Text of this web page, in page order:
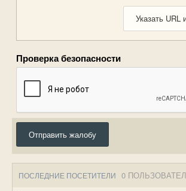
Указать URL
Проверка безопасности
Отправить жалобу
ПОСЛЕДНИЕ ПОСЕТИТЕЛИ 0